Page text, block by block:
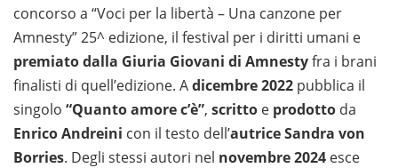
concorso a “Voci per la libertà – Una canzone per
Amnesty” 25^ edizione, il festival per i diritti umani e
premiato dalla Giuria Giovani di Amnestyfra i brani
finalisti di quell’edizione. Adicembre 2022 pubblica il
singolo “Quanto amore c’è”, scritto e prodotto da
Enrico Andreini con il testo dell’autrice Sandra von
Borries. Degli stessi autori nel novembre 2024 esce